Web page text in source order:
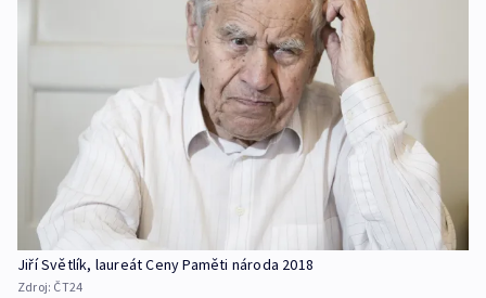
Jiří Světlík, laureát Ceny Paměti národa 2018
Zdroj: ČT24